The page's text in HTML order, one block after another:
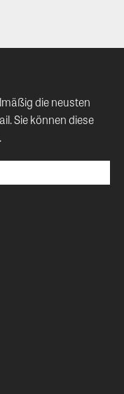
die neusten
Sie können diese